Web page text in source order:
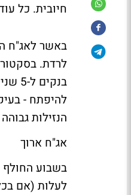
חיובית. כל
באשר לאג"ח
להיפתח -
הנזילות
אג"ח ארוך
לעלות (אם